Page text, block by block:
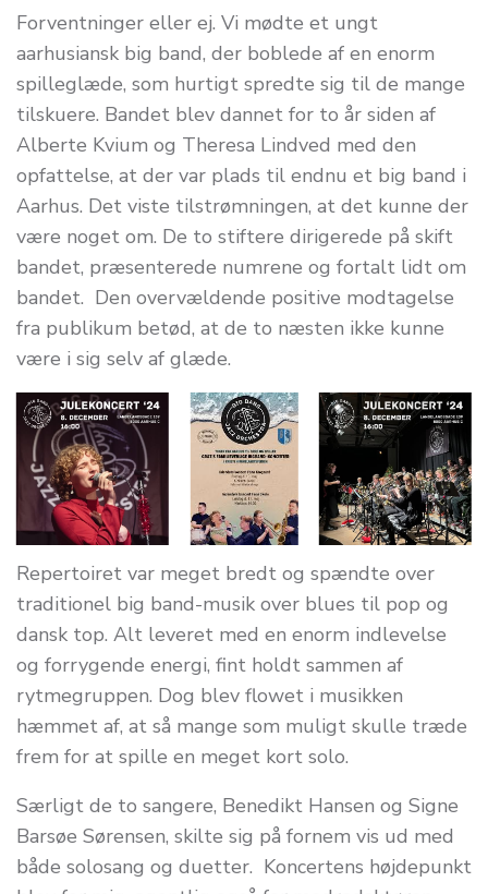
Forventninger eller ej. Vi mødte et ungt
aarhusiansk big band, der boblede af en enorm
spilleglæde, som hurtigt spredte sig til de mange
tilskuere. Bandet blev dannet for to år siden af
Alberte Kvium og Theresa Lindved med den
opfattelse, at der var plads til endnu et big band i
Aarhus. Det viste tilstrømningen, at det kunne der
være noget om. De to stiftere dirigerede på skift
bandet, præsenterede numrene og fortalt lidt om
bandet. Den overvældende positive modtagelse
fra publikum betød, at de to næsten ikke kunne
være i sig selv af glæde.
Repertoiret var meget bredt og spændte over
traditionel big band-musik over blues til pop og
dansk top. Alt leveret med en enorm indlevelse
og forrygende energi, fint holdt sammen af
rytmegruppen. Dog blev flowet i musikken
hæmmet af, at så mange som muligt skulle træde
frem for at spille en meget kort solo.
Særligt de to sangere, Benedikt Hansen og Signe
Barsøe Sørensen, skilte sig på fornem vis ud med
både solosang og duetter. Koncertens højdepunkt